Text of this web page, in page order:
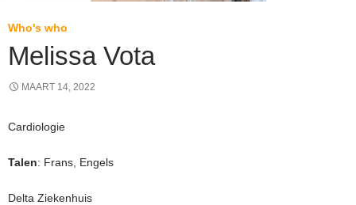
Who's who
Melissa Vota
MAART 14, 2022
Cardiologie
Talen: Frans, Engels
Delta Ziekenhuis